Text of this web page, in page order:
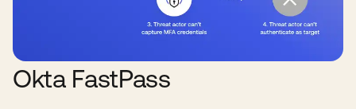
Okta FastPass